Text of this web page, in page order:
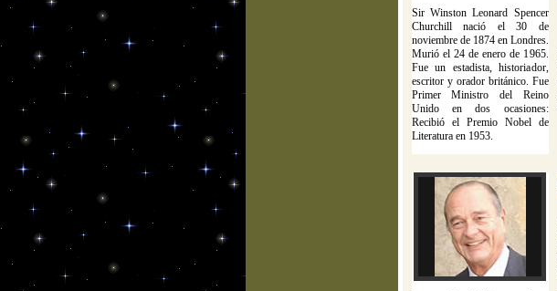
Sir Winston Leonard Spencer
Churchill nació el 30 de
noviembre de 1874 en Londres.
Murió el 24 de enero de 1965.
Fue un estadista, historiador,
escritor y orador británico. Fue
Primer Ministro del Reino
Unido en dos ocasiones:
Recibió el Premio Nobel de
Literatura en 1953.